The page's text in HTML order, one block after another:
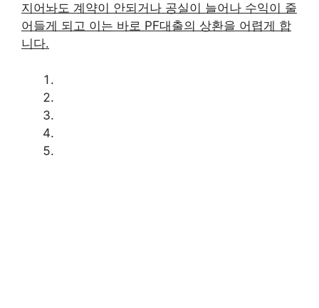
지어놔도 계약이 안되거나 공실이 늘어나 수익이 줄
어들게 되고 이는 바로 PF대출의 상환을 어렵게 합
니다.